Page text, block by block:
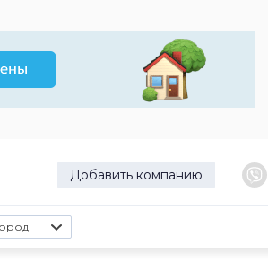
Добавить компанию